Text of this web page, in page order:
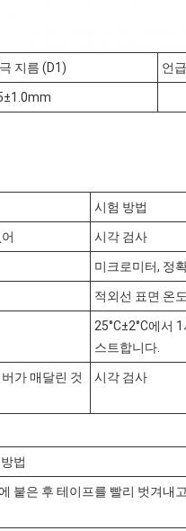
지름 (D1) 언급
시험 방법
시각 검사
미크로미터, 정
적외선 표면 온
25°C±2°C에서
스트합니다.
가 매달린 것
시각 검사
법
붙은 후 테이프를 빨리 벗겨내